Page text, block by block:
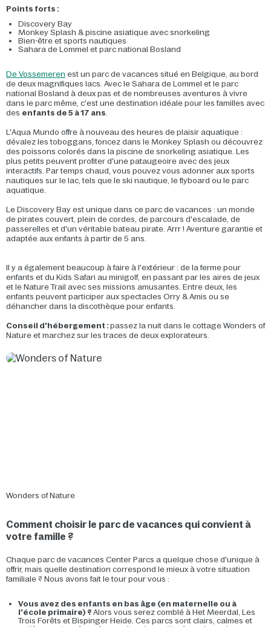
Points forts :
Discovery Bay
Monkey Splash & piscine asiatique avec snorkeling
Bien-être et sports nautiques
Sahara de Lommel et parc national Bosland
De Vossemeren est un parc de vacances situé en Belgique, au bord
de deux magnifiques lacs. Avec le Sahara de Lommel et le parc
national Bosland à deux pas et de nombreuses aventures à vivre
dans le parc même, c'est une destination idéale pour les familles avec
des enfants de 5 à 17 ans.
L'Aqua Mundo offre à nouveau des heures de plaisir aquatique :
dévalez les toboggans, foncez dans le Monkey Splash ou découvrez
des poissons colorés dans la piscine de snorkeling asiatique. Les
plus petits peuvent profiter d'une pataugeoire avec des jeux
interactifs. Par temps chaud, vous pouvez vous adonner aux sports
nautiques sur le lac, tels que le ski nautique, le flyboard ou le parc
aquatique.
Le Discovery Bay est unique dans ce parc de vacances : un monde
de pirates couvert, plein de cordes, de parcours d'escalade, de
passerelles et d'un véritable bateau pirate. Arrr ! Aventure garantie et
adaptée aux enfants à partir de 5 ans.
Il y a également beaucoup à faire à l'extérieur : de la ferme pour
enfants et du Kids Safari au minigolf, en passant par les aires de jeux
et le Nature Trail avec ses missions amusantes. Entre deux, les
enfants peuvent participer aux spectacles Orry & Amis ou se
déhancher dans la discothèque pour enfants.
Conseil d'hébergement :passez la nuit dans le cottage Wonders of
Nature et marchez sur les traces de deux explorateurs.
Wonders of Nature
Comment choisir le parc de vacances qui convient à
votre famille ?
Chaque parc de vacances Center Parcs a quelque chose d'unique à
offrir, mais quelle destination correspond le mieux à votre situation
familiale ? Nous avons fait le tour pour vous :
Vous avez des enfants en bas âge (en maternelle ou à
l'école primaire) ? Alors vous serez comblé à Het Meerdal, Les
Trois Forêts et Bispinger Heide. Ces parcs sont clairs, calmes et